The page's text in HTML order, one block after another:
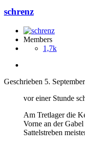
schrenz
Members
1,7k
Geschrieben 5.
vor einer Stunde
Am Tretlager die
Vorne an der
Sattelstreben